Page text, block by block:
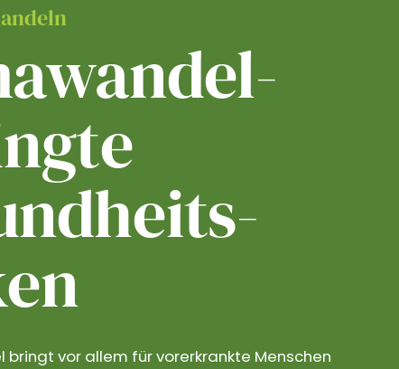
bringt vor allem für vorerkrankte Menschen